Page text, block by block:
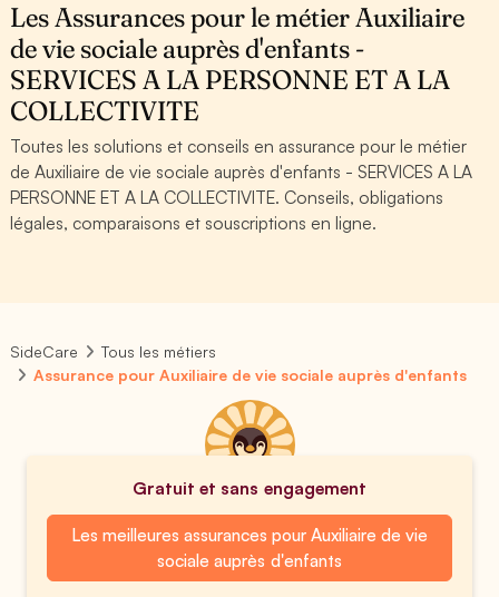
Les Assurances pour le métier Auxiliaire
de vie sociale auprès d'enfants -
SERVICES A LA PERSONNE ET A LA
COLLECTIVITE
Toutes les solutions et conseils en assurance pour le métier
de Auxiliaire de vie sociale auprès d'enfants - SERVICES A LA
PERSONNE ET A LA COLLECTIVITE. Conseils, obligations
légales, comparaisons et souscriptions en ligne.
SideCare
Tous les métiers
Assurance pour Auxiliaire de vie sociale auprès d'enfants
Gratuit et sans engagement
Les meilleures assurances pour Auxiliaire de vie
sociale auprès d'enfants